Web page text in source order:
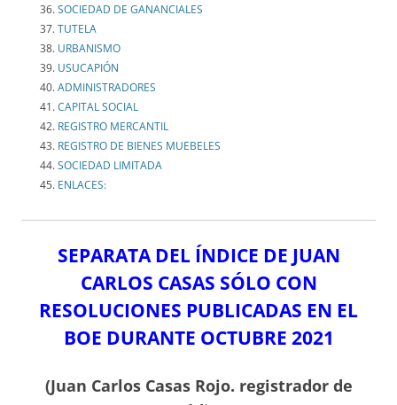
SOCIEDAD DE GANANCIALES
TUTELA
URBANISMO
USUCAPIÓN
ADMINISTRADORES
CAPITAL SOCIAL
REGISTRO MERCANTIL
REGISTRO DE BIENES MUEBELES
SOCIEDAD LIMITADA
ENLACES:
SEPARATA DEL ÍNDICE DE JUAN
CARLOS CASAS SÓLO CON
RESOLUCIONES PUBLICADAS EN EL
BOE DURANTE OCTUBRE 2021
(Juan Carlos Casas Rojo. registrador de